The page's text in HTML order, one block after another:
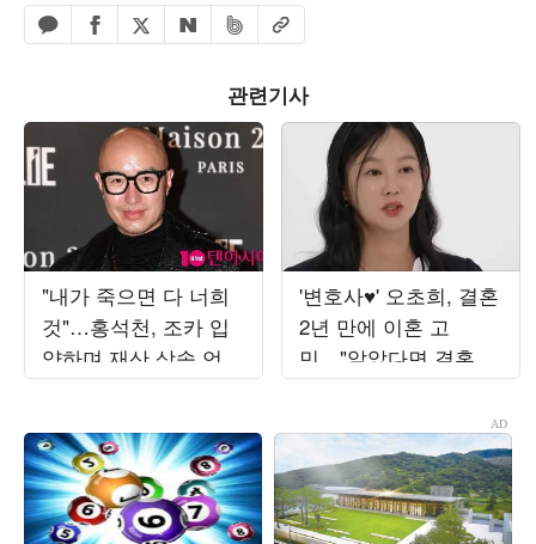
카카오톡 공유하기
페이스북 공유하기
엑스 공유하기
네이버 공유하기
밴드 공유하기
URL복사
관련기사
"내가 죽으면 다 너희
것"…홍석천, 조카 입
양하며 재산 상속 언급
한 이유 ('피식쇼')
'변호사♥' 오초희, 결혼
2년 만에 이혼 고
민…"알았다면 결혼 안
했다" ('오은영리포트')